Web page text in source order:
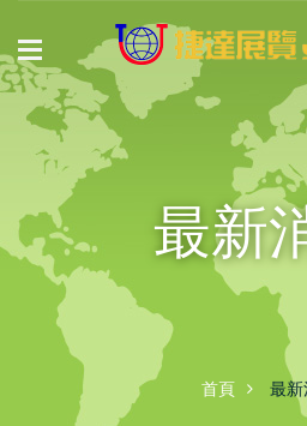
最新
首頁 最新